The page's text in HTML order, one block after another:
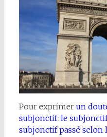
Pour exprimer un
subjonctif: le
subjonctif passé selon